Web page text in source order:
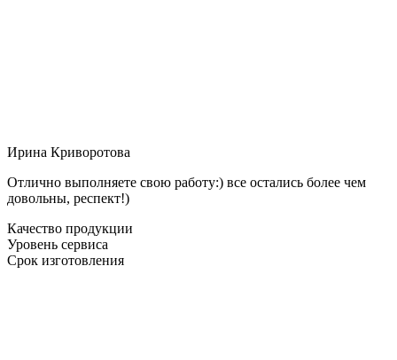
Ирина Криворотова
Отлично выполняете свою работу:) все остались более чем
довольны, респект!)
Качество продукции
Уровень сервиса
Срок изготовления